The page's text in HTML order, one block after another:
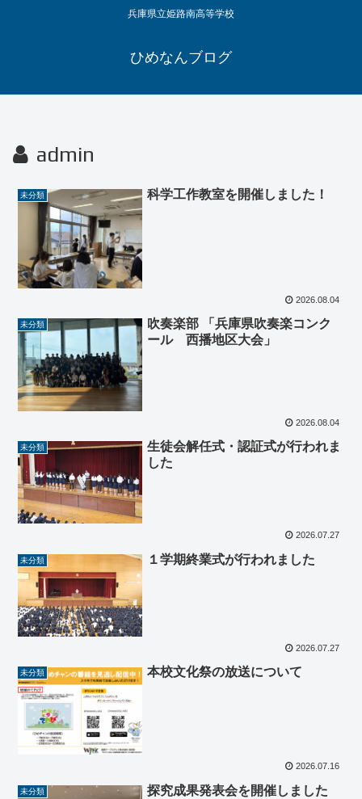
兵庫県立姫路南高等学校
ひめなんブログ
admin
未分類 科学工作教室を開催しました！
2026.08.04
未分類
吹奏楽部 「兵庫県吹奏楽コンク
ール 西播地区大会」
2026.08.04
未分類
生徒会解任式・認証式が行われま
した
2026.07.27
未分類 １学期終業式が行われました
2026.07.27
未分類 本校文化祭の放送について
2026.07.16
未分類 探究成果発表会を開催しました